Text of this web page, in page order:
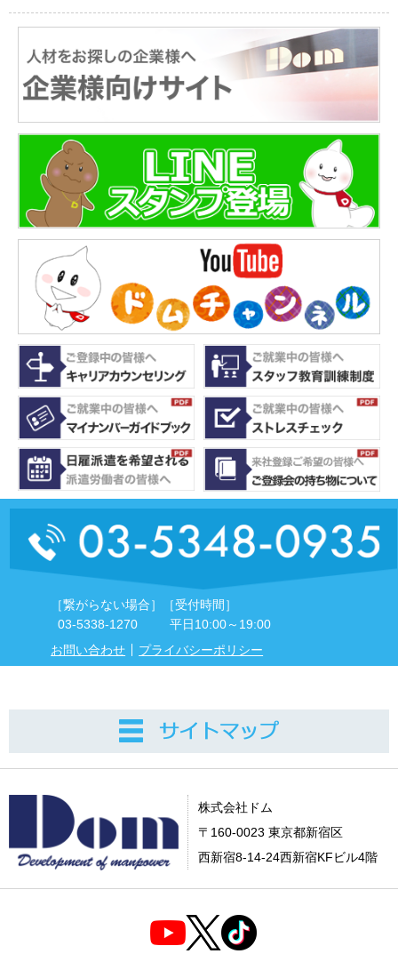
運営するするメディアで紹介されました！
2025年07月22日
≪メディア掲載≫ユニークキャリア株式会社が運営する一般社団法
人キャリア協会にドム求人ナビが紹介されました
［繋がらない場合］
03-5338-1270
［受付時間］
平日10:00～19:00
お問い合わせ
プライバシーポリシー
株式会社ドム
〒160-0023 東京都新宿区
西新宿8-14-24西新宿KFビル4階